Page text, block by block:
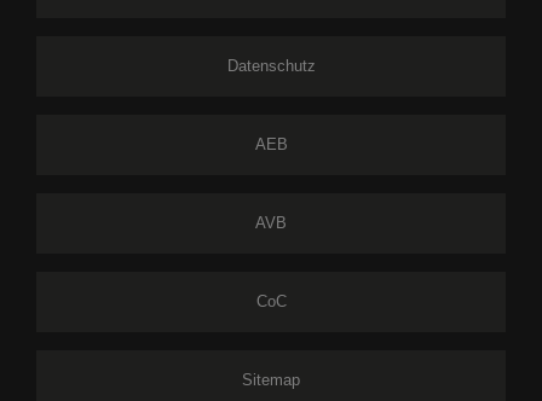
Datenschutz
AEB
AVB
CoC
Sitemap